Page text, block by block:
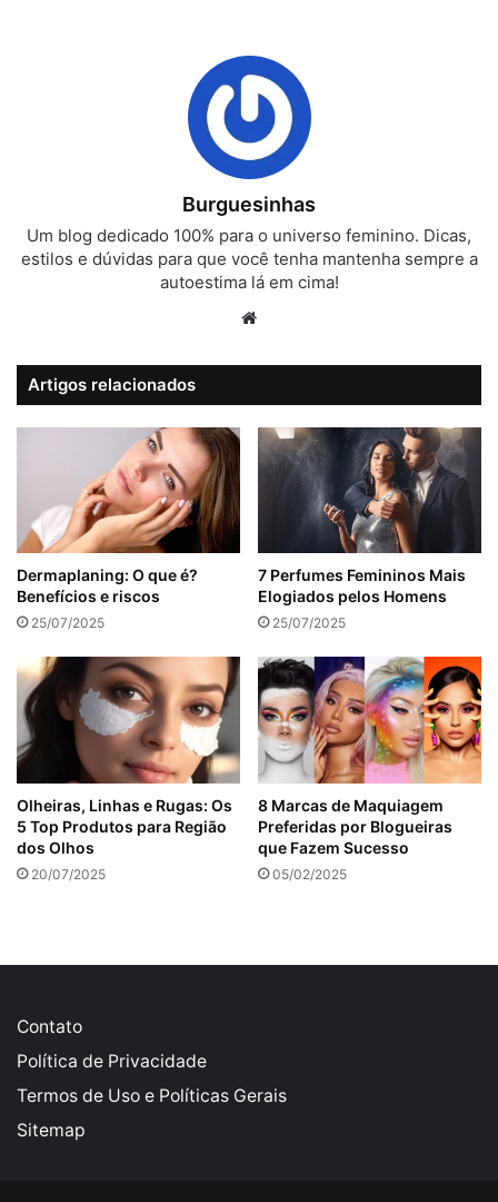
Burguesinhas
Um blog dedicado 100% para o universo feminino. Dicas,
estilos e dúvidas para que você tenha mantenha sempre a
autoestima lá em cima!
Artigos relacionados
Dermaplaning: O que é?
Benefícios e riscos
25/07/2025
7 Perfumes Femininos Mais
Elogiados pelos Homens
25/07/2025
Olheiras, Linhas e Rugas: Os
5 Top Produtos para Região
dos Olhos
20/07/2025
8 Marcas de Maquiagem
Preferidas por Blogueiras
que Fazem Sucesso
05/02/2025
Contato
Política de Privacidade
Termos de Uso e Políticas Gerais
Sitemap